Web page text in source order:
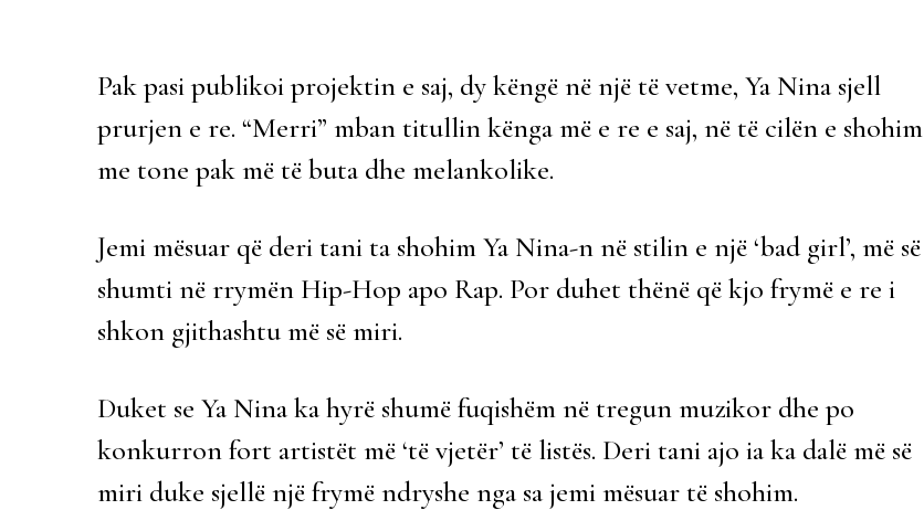
Pak pasi publikoi projektin e saj, dy këngë në një të vetme, Ya Nina sjell
prurjen e re. “Merri” mban titullin kënga më e re e saj, në të cilën e shohim
me tone pak më të buta dhe melankolike.
Jemi mësuar që deri tani ta shohim Ya Nina-n në stilin e një ‘bad girl’, më së
shumti në rrymën Hip-Hop apo Rap. Por duhet thënë që kjo frymë e re i
shkon gjithashtu më së miri.
Duket se Ya Nina ka hyrë shumë fuqishëm në tregun muzikor dhe po
konkurron fort artistët më ‘të vjetër’ të listës. Deri tani ajo ia ka dalë më së
miri duke sjellë një frymë ndryshe nga sa jemi mësuar të shohim.